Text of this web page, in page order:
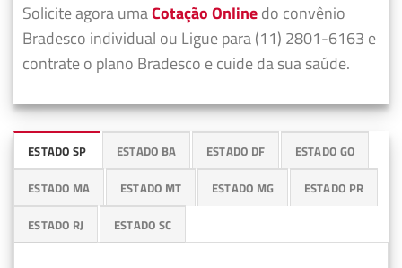
Solicite agora umaCotação Onlinedo convênio
Bradesco individual ou Ligue para (11) 2801-6163 e
contrate o plano Bradesco e cuide da sua saúde.
ESTADO SP ESTADO BA ESTADO DF ESTADO GO
ESTADO MA ESTADO MT ESTADO MG ESTADO PR
ESTADO RJ ESTADO SC